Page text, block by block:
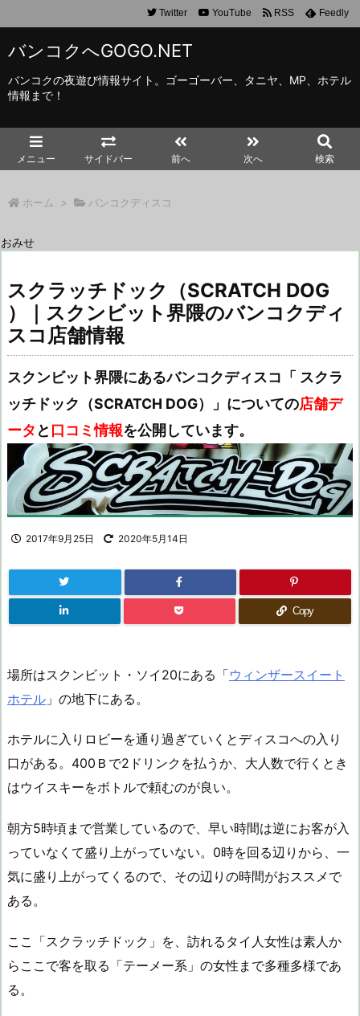
バンコクへGOGO.NET
バンコクの夜遊び情報サイト。ゴーゴーバー、タニヤ、MP、ホテル
情報まで！
メニュー サイドバー 前へ 次へ 検索
Twitter YouTube RSS Feedly
ホーム > バンコクディスコ
おみせ
スクラッチドック（SCRATCH DOG
）｜スクンビット界隈のバンコクディ
スコ店舗情報
スクンビット界隈にあるバンコクディスコ「 スクラ
ッチドック（SCRATCH DOG）」についての店舗デ
ータ と 口コミ情報を公開しています。
2017年9月25日 2020年5月14日
Copy
場所はスクンビット・ソイ20にある「ウィンザースイート
ホテル 」の地下にある。
ホテルに入りロビーを通り過ぎていくとディスコへの入り
口がある。400Ｂで2ドリンクを払うか、大人数で行くとき
はウイスキーをボトルで頼むのが良い。
朝方5時頃まで営業しているので、早い時間は逆にお客が入
っていなくて盛り上がっていない。0時を回る辺りから、一
気に盛り上がってくるので、その辺りの時間がおススメで
ある。
ここ「スクラッチドック」を、訪れるタイ人女性は素人か
らここで客を取る「テーメー系」の女性まで多種多様であ
る。